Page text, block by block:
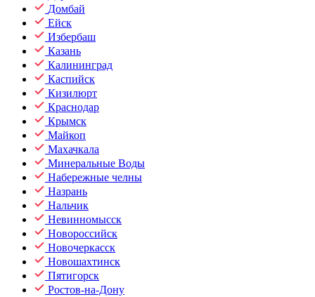
Домбай
Ейск
Избербаш
Казань
Калининград
Каспийск
Кизилюрт
Краснодар
Крымск
Майкоп
Махачкала
Минеральные Воды
Набережные челны
Назрань
Нальчик
Невинномысск
Новороссийск
Новочеркасск
Новошахтинск
Пятигорск
Ростов-на-Дону